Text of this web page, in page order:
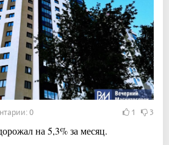
0 1 3
на 5,3% за месяц.